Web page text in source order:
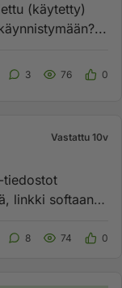
(käytetty)
levy, niin kone ei suostu enää käynnistymään?...
3 76 0
Vastattu 10v
tiedostot
linkki softaan,
8 74 0